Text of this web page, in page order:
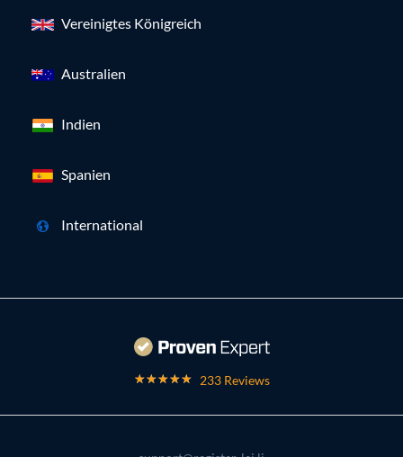
Vereinigtes Königreich
Australien
Indien
Spanien
International
233 Reviews